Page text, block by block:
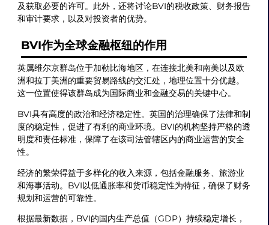
及获取必要的许可。此外，还将讨论BVI的税收政策、财务报告
和审计要求，以及对投资者的优势。
BVI作为全球金融枢纽的作用
英属维尔京群岛位于加勒比海地区，在连接北美和南美以及欧
洲和拉丁美洲的重要贸易路线的交汇处，地理位置十分优越。
这一位置使得该群岛成为国际商业和金融交易的关键中心。
BVI具有高度的政治和经济稳定性。英国的治理确保了法律和制
度的稳定性，促进了有利的商业环境。BVI的机构坚持严格的透
明度和责任标准，保障了在该司法管辖区内的商业运营的安全
性。
经济的繁荣得益于多样化的收入来源，包括金融服务、旅游业
和海事活动。BVI以低通胀率和货币稳定性为特征，确保了财务
规划和运营的可靠性。
根据最新数据，BVI的国内生产总值（GDP）持续稳定增长，